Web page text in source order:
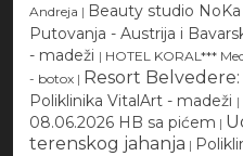
Andreja | Beauty studio
Putovanja - Austrija i
- madeži | HOTEL KORAL***
- botox | Resort Belvedere:
Poliklinika VitalArt - madeži |
08.06.2026 HB sa pićem |
terenskog jahanja |